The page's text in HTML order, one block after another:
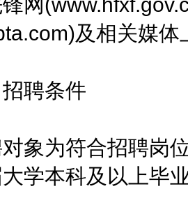
及相关媒体
聘条件
为符合招聘岗位
学本科及以上毕